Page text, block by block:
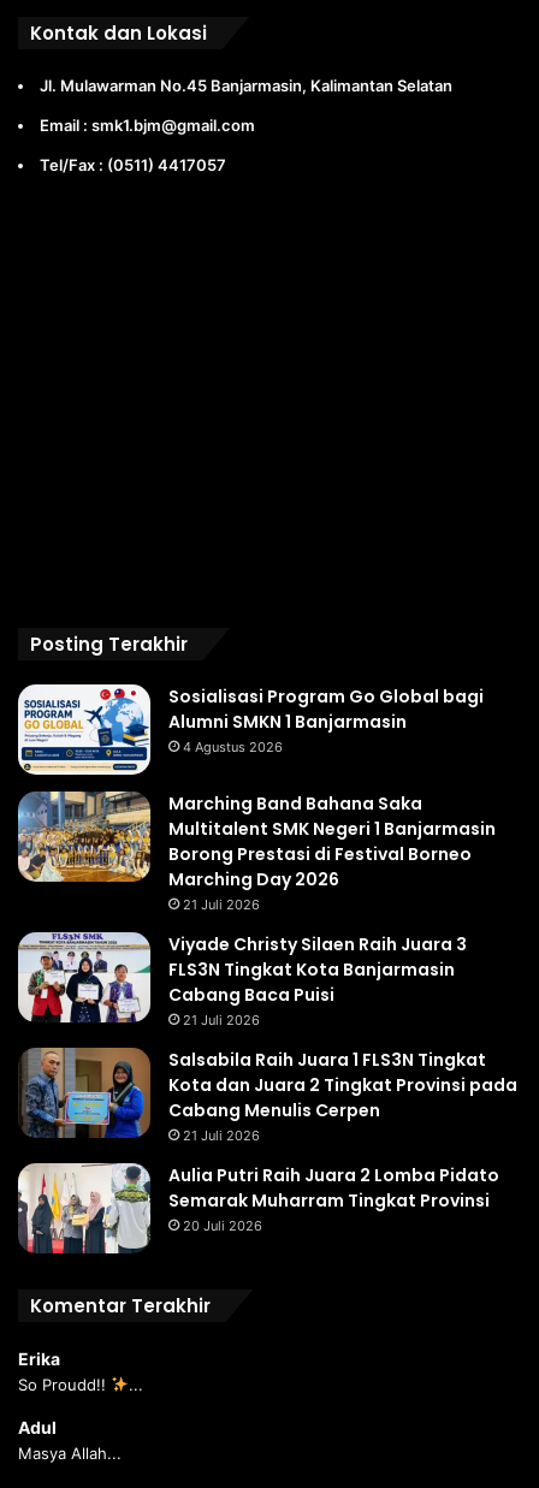
Kontak dan Lokasi
Jl. Mulawarman No.45 Banjarmasin, Kalimantan Selatan
Email : smk1.bjm@gmail.com
Tel/Fax : (0511) 4417057
Posting Terakhir
Sosialisasi Program Go Global bagi
Alumni SMKN 1 Banjarmasin
4 Agustus 2026
Marching Band Bahana Saka
Multitalent SMK Negeri 1 Banjarmasin
Borong Prestasi di Festival Borneo
Marching Day 2026
21 Juli 2026
Viyade Christy Silaen Raih Juara 3
FLS3N Tingkat Kota Banjarmasin
Cabang Baca Puisi
21 Juli 2026
Salsabila Raih Juara 1 FLS3N Tingkat
Kota dan Juara 2 Tingkat Provinsi pada
Cabang Menulis Cerpen
21 Juli 2026
Aulia Putri Raih Juara 2 Lomba Pidato
Semarak Muharram Tingkat Provinsi
20 Juli 2026
Komentar Terakhir
Erika
So Proudd!! ...
Adul
Masya Allah...